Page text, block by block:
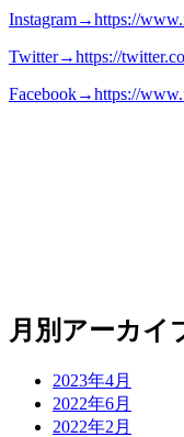
Instagram→https://
Twitter→https://
Facebook→https://
月別アーカイ
2023年4月
2022年6月
2022年2月